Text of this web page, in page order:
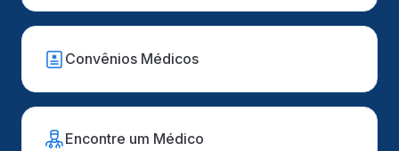
Convênios Médicos
Encontre um Médico